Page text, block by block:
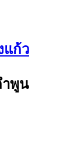
แก้ว
ำพูน